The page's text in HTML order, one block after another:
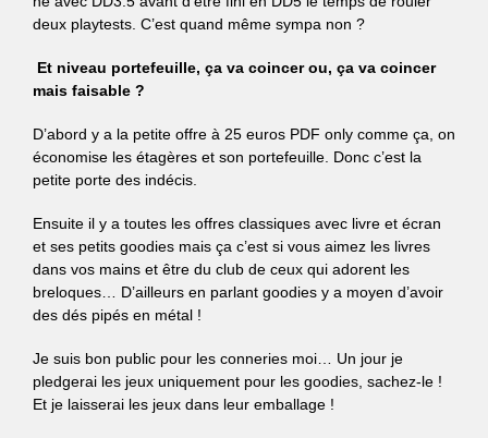
deux playtests. C’est quand même sympa non ?
Et niveau portefeuille, ça va coincer ou, ça va coincer
mais faisable ?
D’abord y a la petite offre à 25 euros PDF only comme ça, on
économise les étagères et son portefeuille. Donc c’est la
petite porte des indécis.
Ensuite il y a toutes les offres classiques avec livre et écran
et ses petits goodies mais ça c’est si vous aimez les livres
dans vos mains et être du club de ceux qui adorent les
breloques… D’ailleurs en parlant goodies y a moyen d’avoir
des dés pipés en métal !
Je suis bon public pour les conneries moi… Un jour je
pledgerai les jeux uniquement pour les goodies, sachez-le !
Et je laisserai les jeux dans leur emballage !